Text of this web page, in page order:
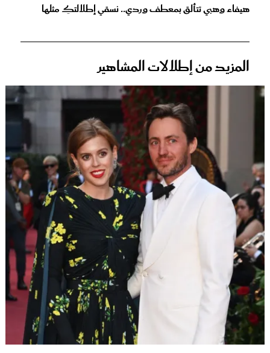
هيفاء وهبي تتألق بمعطف وردي.. نسقي إطلالتكِ مثلها
المزيد من إطلالات المشاهير